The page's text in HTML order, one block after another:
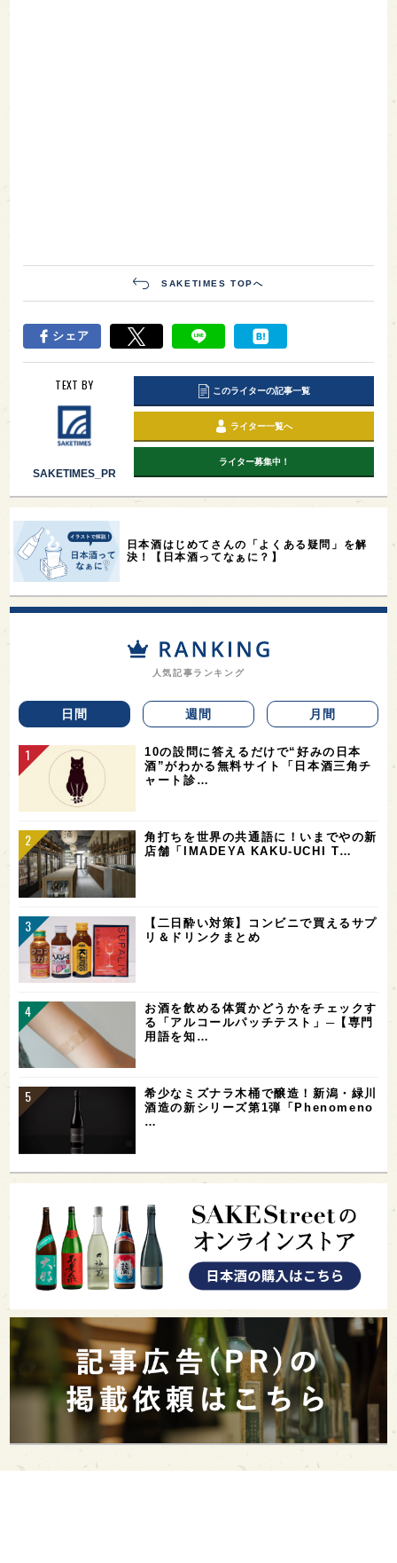
SAKETIMES TOPへ
シェア
TEXT BY
SAKETIMES_PR
このライターの記事一覧
ライター一覧へ
ライター募集中！
日本酒はじめてさんの「よくある疑問」を解
決！【日本酒ってなぁに？】
人気記事ランキング
日間 週間 月間
10の設問に答えるだけで“好みの日本
酒”がわかる無料サイト「日本酒三角チ
ャート診…
角打ちを世界の共通語に！いまでやの新
店舗「IMADEYA KAKU-UCHI T…
【二日酔い対策】コンビニで買えるサプ
リ＆ドリンクまとめ
お酒を飲める体質かどうかをチェックす
る「アルコールパッチテスト」─【専門
用語を知…
希少なミズナラ木桶で醸造！新潟・緑川
酒造の新シリーズ第1弾「Phenomeno
…